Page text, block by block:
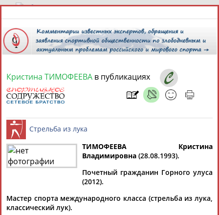
8 августа 2026 года,16:36
Найдено: 13181 Расширенный поиск
Аслаудин
АБАИМОВА
Мария
АБАКУМОВА
Юлия
АБАЛАКИНА
Тамилла
АБАСОВА
Рамазан
Ростом
Кристина ТИМОФЕЕВА в публикациях
Стрельба из лука
ТИМОФЕЕВА Кристина
Владимировна (28.08.1993).
Почетный гражданин Горного улуса
(2012).
Мастер спорта международного класса (стрельба из лука,
классический лук).